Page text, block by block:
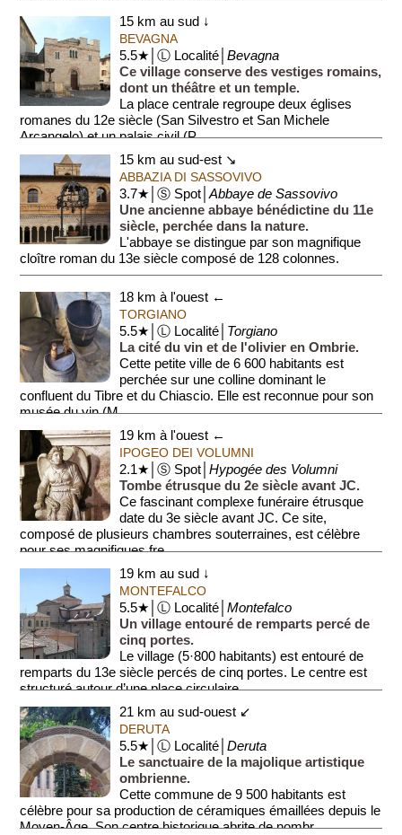
15 km au sud ↓
BEVAGNA
5.5★│Ⓛ Localité│Bevagna
Ce village conserve des vestiges romains,
dont un théâtre et un temple.
La place centrale regroupe deux églises
romanes du 12e siècle (San Silvestro et San Michele
Arcangelo) et un palais civil (P...
15 km au sud-est ↘
ABBAZIA DI SASSOVIVO
3.7★│Ⓢ Spot│Abbaye de Sassovivo
Une ancienne abbaye bénédictine du 11e
siècle, perchée dans la nature.
L'abbaye se distingue par son magnifique
cloître roman du 13e siècle composé de 128 colonnes.
18 km à l'ouest ←
TORGIANO
5.5★│Ⓛ Localité│ Torgiano
La cité du vin et de l'olivier en Ombrie.
Cette petite ville de 6 600 habitants est
perchée sur une colline dominant le
confluent du Tibre et du Chiascio. Elle est reconnue pour son
musée du vin (M...
19 km à l'ouest ←
IPOGEO DEI VOLUMNI
2.1★│Ⓢ Spot│Hypogée des Volumni
Tombe étrusque du 2e siècle avant JC.
Ce fascinant complexe funéraire étrusque
date du 3e siècle avant JC. Ce site,
composé de plusieurs chambres souterraines, est célèbre
pour ses magnifiques fre...
19 km au sud ↓
MONTEFALCO
5.5★│Ⓛ Localité│Montefalco
Un village entouré de remparts percé de
cinq portes.
Le village (5·800 habitants) est entouré de
remparts du 13e siècle percés de cinq portes. Le centre est
structuré autour d’une place circulaire...
21 km au sud-ouest ↙
DERUTA
5.5★│Ⓛ Localité│Deruta
Le sanctuaire de la majolique artistique
ombrienne.
Cette commune de 9 500 habitants est
célèbre pour sa production de céramiques émaillées depuis le
Moyen-Âge. Son centre historique abrite de nombr...